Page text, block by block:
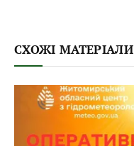
СХОЖІ МАТЕРІАЛИ